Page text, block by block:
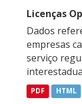
Licenças
Dados
empresas
serviço
PDF HTML